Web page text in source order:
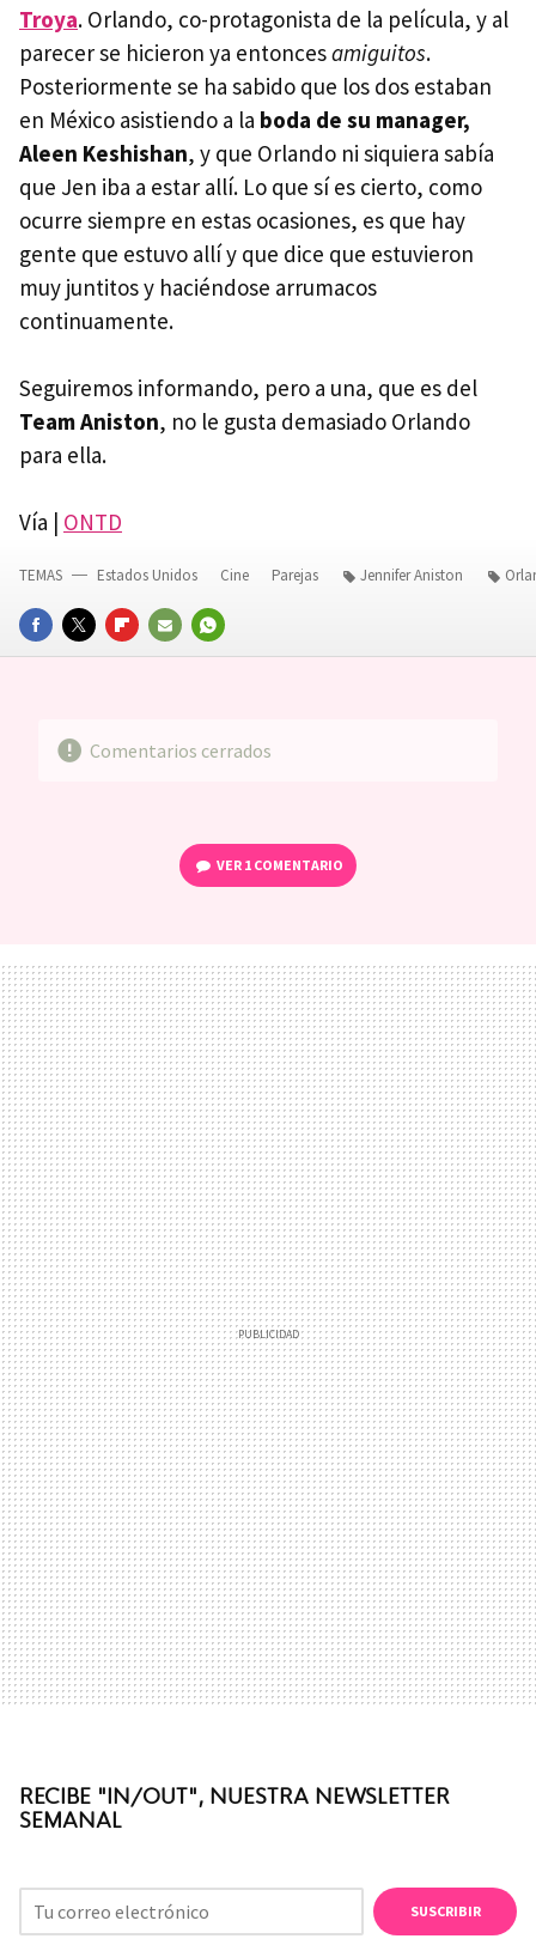
Troya. Orlando, co-protagonista de la película, y al
parecer se hicieron ya entoncesamiguitos.
Posteriormente se ha sabido que los dos estaban
en México asistiendo a la boda de su manager,
Aleen Keshishan, y que Orlando ni siquiera sabía
que Jen iba a estar allí. Lo que sí es cierto, como
ocurre siempre en estas ocasiones, es que hay
gente que estuvo allí y que dice que estuvieron
muy juntitos y haciéndose arrumacos
continuamente.
Seguiremos informando, pero a una, que es del
Team Aniston, no le gusta demasiado Orlando
para ella.
Vía | ONTD
FACEBOOKTWITTERFLIPBOARD
E-
WHATSAPP
TEMAS Estados Unidos Cine Parejas Jennifer Aniston
Comentarios cerrados
VER 1 COMENTARIO
RECIBE "IN/OUT", NUESTRA NEWSLETTER
SEMANAL
SUSCRIBIR